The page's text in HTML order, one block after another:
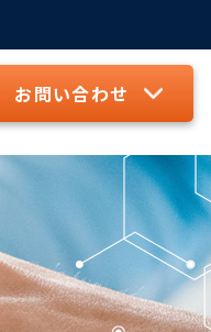
お問い合わせ